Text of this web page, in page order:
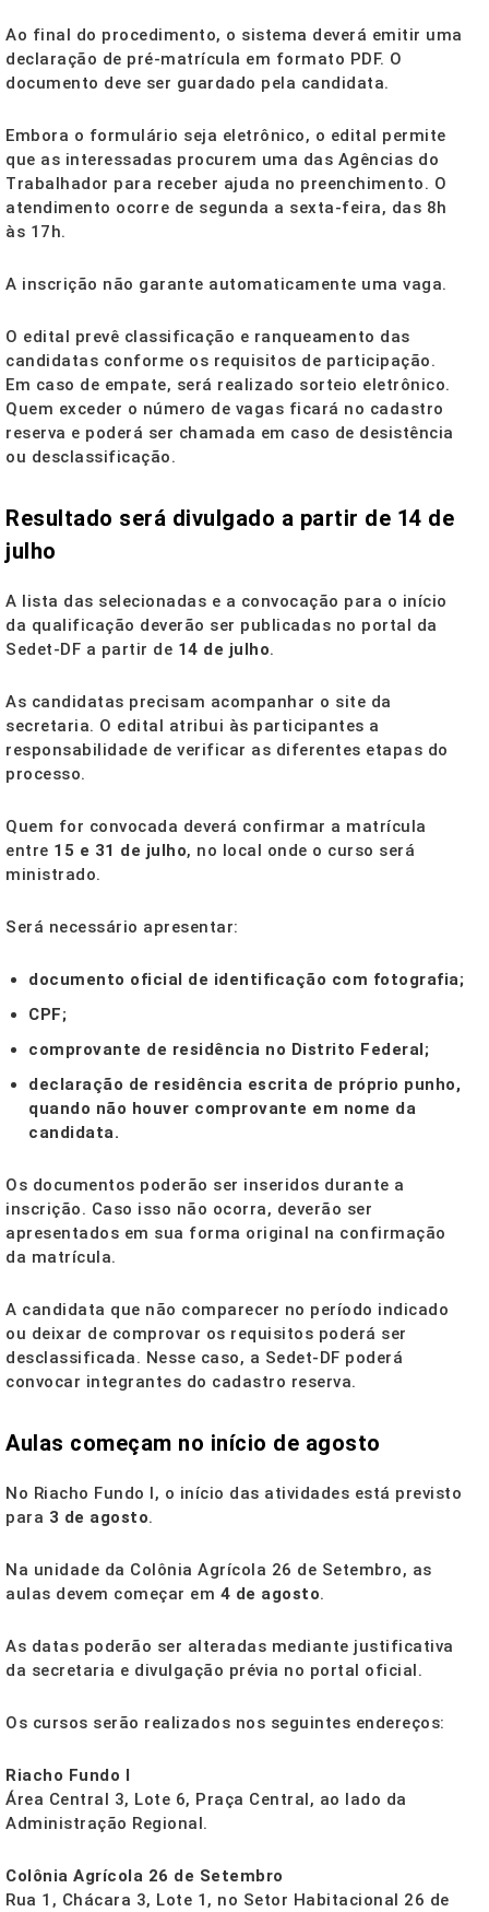
Ao final do procedimento, o sistema deverá emitir uma
declaração de pré-matrícula em formato PDF. O
documento deve ser guardado pela candidata.
Embora o formulário seja eletrônico, o edital permite
que as interessadas procurem uma das Agências do
Trabalhador para receber ajuda no preenchimento. O
atendimento ocorre de segunda a sexta-feira, das 8h
às 17h.
A inscrição não garante automaticamente uma vaga.
O edital prevê classificação e ranqueamento das
candidatas conforme os requisitos de participação.
Em caso de empate, será realizado sorteio eletrônico.
Quem exceder o número de vagas ficará no cadastro
reserva e poderá ser chamada em caso de desistência
ou desclassificação.
Resultado será divulgado a partir de 14 de
julho
A lista das selecionadas e a convocação para o início
da qualificação deverão ser publicadas no portal da
Sedet-DF a partir de 14 de julho.
As candidatas precisam acompanhar o site da
secretaria. O edital atribui às participantes a
responsabilidade de verificar as diferentes etapas do
processo.
Quem for convocada deverá confirmar a matrícula
entre 15 e 31 de julho, no local onde o curso será
ministrado.
Será necessário apresentar:
documento oficial de identificação com fotografia;
CPF;
comprovante de residência no Distrito Federal;
declaração de residência escrita de próprio punho,
quando não houver comprovante em nome da
candidata.
Os documentos poderão ser inseridos durante a
inscrição. Caso isso não ocorra, deverão ser
apresentados em sua forma original na confirmação
da matrícula.
A candidata que não comparecer no período indicado
ou deixar de comprovar os requisitos poderá ser
desclassificada. Nesse caso, a Sedet-DF poderá
convocar integrantes do cadastro reserva.
Aulas começam no início de agosto
No Riacho Fundo I, o início das atividades está previsto
para 3 de agosto.
Na unidade da Colônia Agrícola 26 de Setembro, as
aulas devem começar em 4 de agosto.
As datas poderão ser alteradas mediante justificativa
da secretaria e divulgação prévia no portal oficial.
Os cursos serão realizados nos seguintes endereços:
Riacho Fundo I
Área Central 3, Lote 6, Praça Central, ao lado da
Administração Regional.
Colônia Agrícola 26 de Setembro
Rua 1, Chácara 3, Lote 1, no Setor Habitacional 26 de